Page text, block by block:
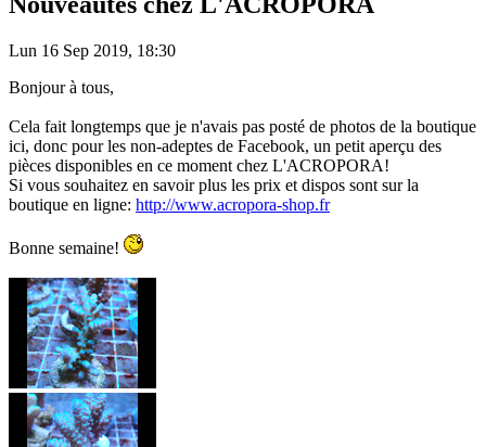
Lun 16 Sep 2019, 18:30
Bonjour à tous,
Cela fait longtemps que je n'avais pas posté de photos de la boutique
ici, donc pour les non-adeptes de Facebook, un petit aperçu des
pièces disponibles en ce moment chez L'ACROPORA!
Si vous souhaitez en savoir plus les prix et dispos sont sur la
boutique en ligne: http://www.acropora-shop.fr
Bonne semaine!